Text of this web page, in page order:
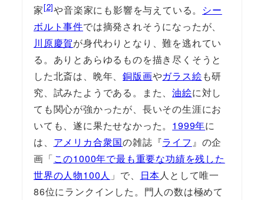
家[2]や音楽家にも影響を与えている。 シー
ボルト事件では摘発されそうになったが、
川原慶賀が身代わりとなり、難を逃れてい
る。ありとあらゆるものを描き尽くそうと
した北斎は、晩年、銅版画やガラス絵も研
究、試みたようである。また、油絵に対し
ても関心が強かったが、長いその生涯にお
いても、遂に果たせなかった。 1999年に
は、 アメリカ合衆国の雑誌『ライフ 』の企
画「この1000年で最も重要な功績を残した
世界の人物100人 」で、 日本人として唯一
86位にランクインした。門人の数は極めて